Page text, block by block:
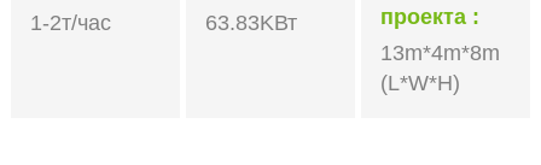
1-2т/час
63.83KВт
проекта
13m*4m*8m
(L*W*H)